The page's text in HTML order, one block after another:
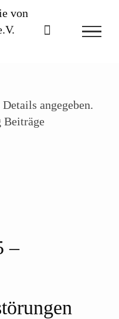
angegeben.
Beiträge
–